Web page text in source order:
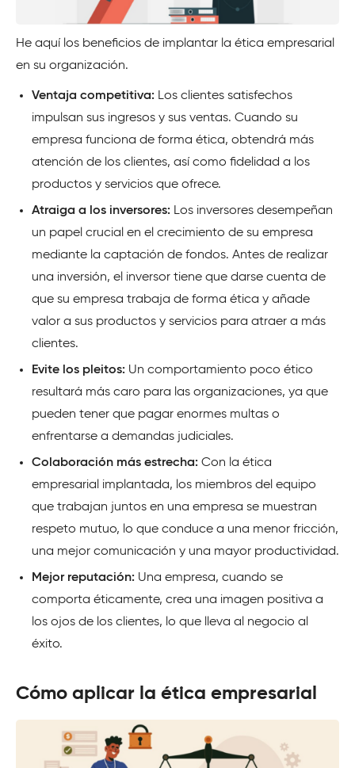
He aquí los beneficios de implantar la ética empresarial
en su organización.
Ventaja competitiva: Los clientes satisfechos
impulsan sus ingresos y sus ventas. Cuando su
empresa funciona de forma ética, obtendrá más
atención de los clientes, así como fidelidad a los
productos y servicios que ofrece.
Atraiga a los inversores: Los inversores desempeñan
un papel crucial en el crecimiento de su empresa
mediante la captación de fondos. Antes de realizar
una inversión, el inversor tiene que darse cuenta de
que su empresa trabaja de forma ética y añade
valor a sus productos y servicios para atraer a más
clientes.
Evite los pleitos: Un comportamiento poco ético
resultará más caro para las organizaciones, ya que
pueden tener que pagar enormes multas o
enfrentarse a demandas judiciales.
Colaboración más estrecha: Con la ética
empresarial implantada, los miembros del equipo
que trabajan juntos en una empresa se muestran
respeto mutuo, lo que conduce a una menor fricción,
una mejor comunicación y una mayor productividad.
Mejor reputación: Una empresa, cuando se
comporta éticamente, crea una imagen positiva a
los ojos de los clientes, lo que lleva al negocio al
éxito.
Cómo aplicar la ética empresarial